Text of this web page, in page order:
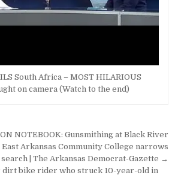
South Africa – MOST HILARIOUS
on camera (Watch to the end)
NOTEBOOK: Gunsmithing at Black River
East Arkansas Community College narrows
| The Arkansas Democrat-Gazette →
bike rider who struck 10-year-old in